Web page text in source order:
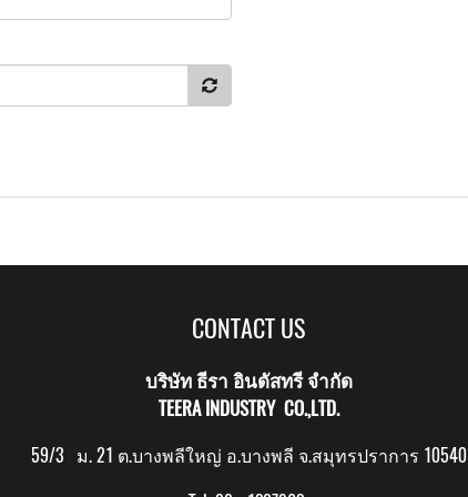
CONTACT US
บริษัท ธีรา อินดัสทรี จำกัด
TEERA INDUSTRY CO.,LTD.
59/3 ม. 21 ต.บางพลีใหญ่ อ.บางพลี จ.สมุทรปราการ 10540